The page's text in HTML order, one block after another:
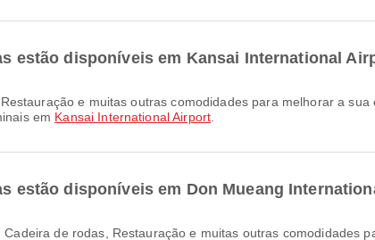
estão disponíveis em Kansai International
em Kansai International Airport
estão disponíveis em Don Mueang